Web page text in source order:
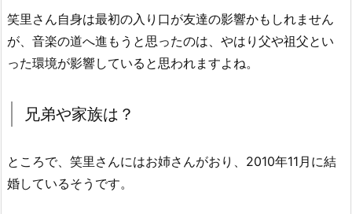
笑里さん自身は最初の入り口が友達の影響かもしれません
が、音楽の道へ進もうと思ったのは、やはり父や祖父とい
った環境が影響していると思われますよね。
兄弟や家族は？
ところで、笑里さんにはお姉さんがおり、2010年11月に結
婚しているそうです。